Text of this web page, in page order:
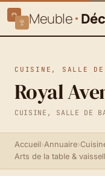
Meuble
CUISINE, SALLE
Royal
CUISINE, SALLE DE
Accueil›Annuaire›
Arts de la table &